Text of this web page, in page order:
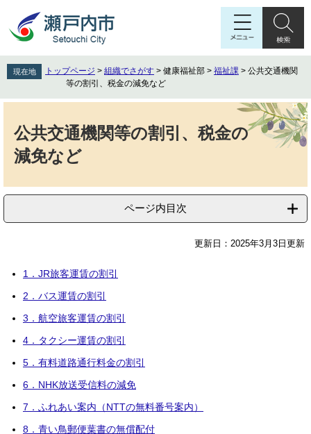
先
頭
を
飛
現在地 トップページ > 組織でさがす > 健康福祉部 > 福祉課 > 公共交通機関
等の割引、税金の減免など
公共交通機関等の割引、税金の
減免など
ページ内目次
更新日：2025年3月3日更新
1．JR旅客運賃の割引
2．バス運賃の割引
3．航空旅客運賃の割引
4．タクシー運賃の割引
5．有料道路通行料金の割引
6．NHK放送受信料の減免
7．ふれあい案内（NTTの無料番号案内）
8．青い鳥郵便葉書の無償配付